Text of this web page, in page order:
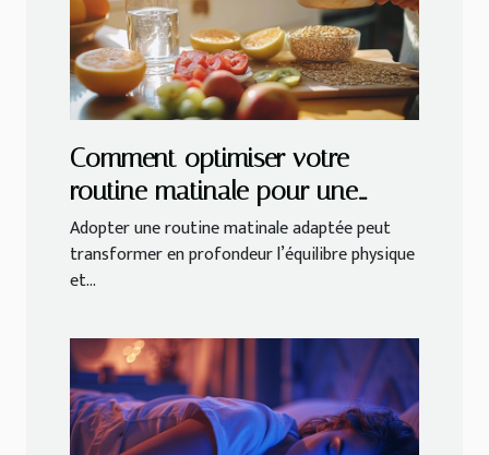
Comment optimiser votre
routine matinale pour une
meilleure santé ?
Adopter une routine matinale adaptée peut
transformer en profondeur l’équilibre physique
et...